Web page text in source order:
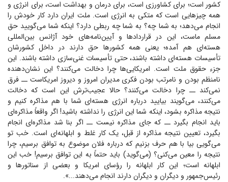
کشور است؛ برای کشاورزی است، برای درمان و بهداشت است، برای انرژی و
همه چیز‌هایی است که متکی به انرژی است. ملت ایران دارد کار خودش را
انجام می‌دهد؛ به شما چه؟ به شما چه ربطی دارد؟ اینکه شما می‌گویید حق
مسلم ماست، این در قرارداد‌ها و آیین‌نامه‌های خود آژانس بین‌المللی
هسته‌ای هم آمده؛ یعنی همه کشور‌ها حق دارند در داخل کشورشان
تأسیسات هسته‌ای داشته باشند، حتی تأسیسات غنی‌سازی داشته باشند. این
جزء حقوق ملت است. امریکایی‌ها چرا دخالت می‌کنند؟ این نشان‌دهنده
نامنظم بودن و نامرتب بودن فکری مدیران امروز و دیروز امریکاست ــ فرق
نمی‌کند ــ چرا دخالت می‌کنند؟ حالا عجیب‌ترش این است که دخالت
می‌کنند، می‌گویند بیایید درباره انرژی هسته‌ای شما با هم مذاکره کنیم و
نتیجه مذاکره بشود، اینکه شما این انرژی را نداشته باشید! اگر واقعاً مذاکره‌ای
باید انجام بگیرد ــ که جای مذاکره نیست ــ اگر بنا شد مذاکره‌ای انجام
بگیرد، تعیین نتیجه مذاکره از قبل، یک کار غلط و ابلهانه‌ای است. خب تو
می‌گویی بیا با هم حرف بزنیم که درباره فلان موضوع به توافق برسیم، چرا
نتیجه را معین می‌کنی؟ (می‌گوید) باید حتماً به این توافق برسیم! خب این
ابلهانه است؛ این کار ابلهانه را رؤسای امریکا و بعضی از سناتور‌ها و
رئیس‌جمهور و دیگران و دیگران دارند انجام می‌دهند...».